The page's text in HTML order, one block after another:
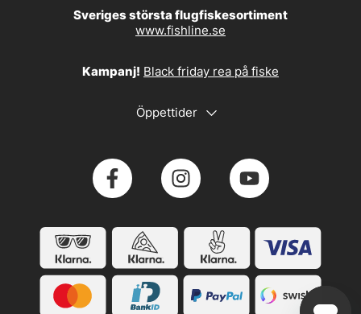
Sveriges största flugfiskesortiment
www.fishline.se
Kampanj! Black friday rea på fiske
Öppettider